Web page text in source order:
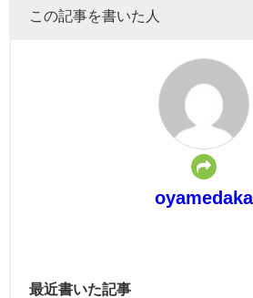
この記事を書いた人
oyamedaka
最近書いた記事